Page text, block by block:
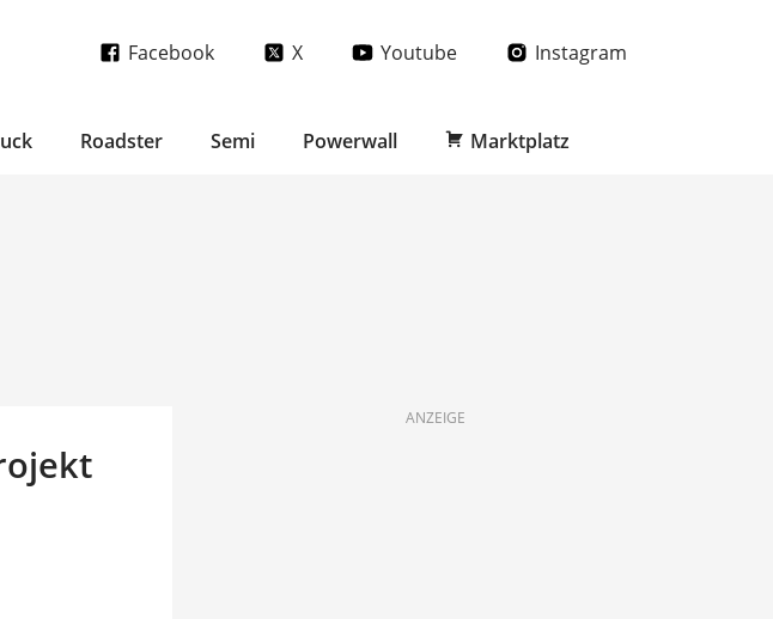
Facebook X Youtube Instagram
Roadster Semi Powerwall Marktplatz
ANZEIGE